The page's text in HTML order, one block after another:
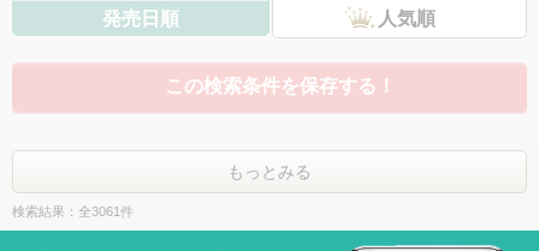
発売日順 人気順
この検索条件を保存する！
もっとみる
検索結果：全3061件